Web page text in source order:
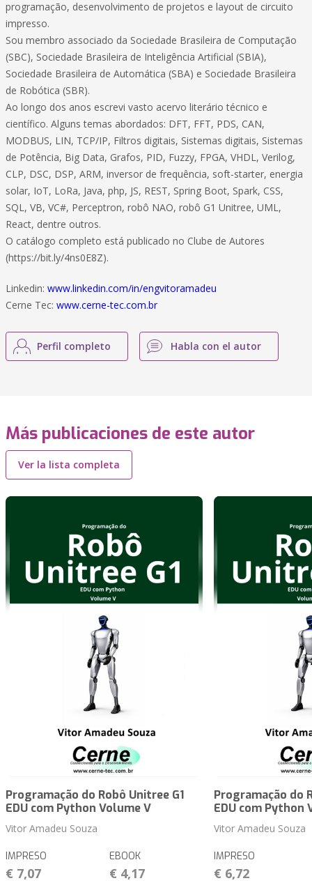
programação, desenvolvimento de projetos e layout de circuito
impresso.
Sou membro associado da Sociedade Brasileira de Computação
(SBC), Sociedade Brasileira de Inteligência Artificial (SBIA),
Sociedade Brasileira de Automática (SBA) e Sociedade Brasileira
de Robótica (SBR).
Ao longo dos anos escrevi vasto acervo literário técnico e
científico. Alguns temas abordados: DFT, FFT, PDS, CAN,
MODBUS, LIN, TCP/IP, Filtros digitais, Sistemas digitais, Sistemas
de Potência, Big Data, Grafos, PID, Fuzzy, FPGA, VHDL, Verilog,
CLP, DSC, DSP, ARM, inversor de frequência, soft-starter, energia
solar, IoT, LoRa, Java, php, JS, REST, Spring Boot, Spark, CSS,
SQL, VB, VC#, Perceptron, robô NAO, robô G1 Unitree, UML,
React, dentre outros.
O catálogo completo está publicado no Clube de Autores
(https://bit.ly/4ns0E8Z).
Linkedin: www.linkedin.com/in/engvitoramadeu
Cerne Tec: www.cerne-tec.com.br
Perfil completo Habla con el autor
Más publicaciones de este autor
Ver la lista completa
Programação do Robô Unitree G1
EDU com Python Volume V
Vitor Amadeu Souza
IMPRESO
€ 7,07
EBOOK
€ 4,17
Programação do
EDU com Python
Vitor Amadeu Souza
IMPRESO
€ 6,72